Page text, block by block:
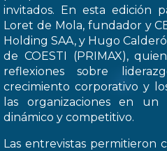
invitados. En esta edición
Loret de Mola, fundador y
Holding SAA, y Hugo
de COESTI (PRIMAX),
reflexiones sobre
crecimiento corporativo y
las organizaciones en
dinámico y competitivo.
Las entrevistas permitieron